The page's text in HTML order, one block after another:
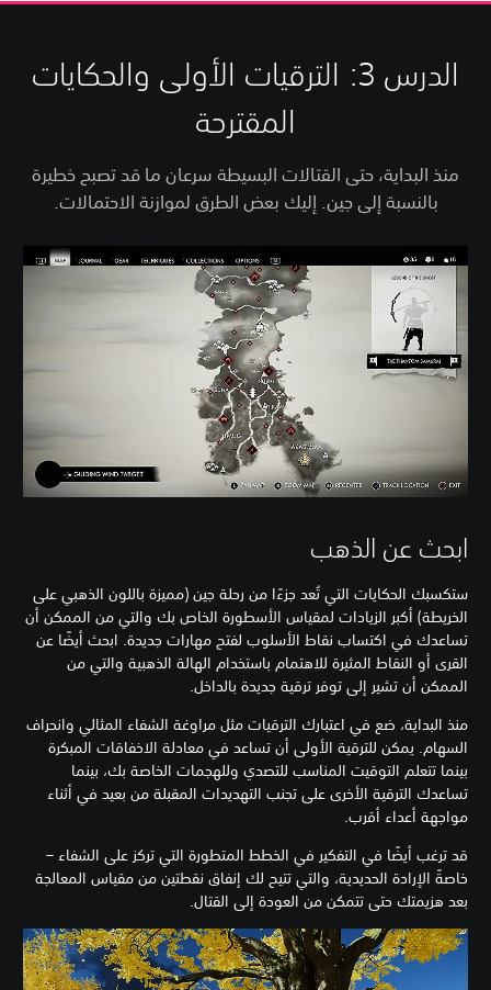
الدرس 3: الترقيات الأولى والحكايات
المقترحة
منذ البداية، حتى القتالات البسيطة سرعان ما قد تصبح خطيرة
بالنسبة إلى جين. إليك بعض الطرق لموازنة الاحتمالات.
ابحث عن الذهب
ستكسبك الحكايات التي تُعد جزءًا من رحلة جين (مميزة باللون الذهبي على
الخريطة) أكبر الزيادات لمقياس الأسطورة الخاص بك والتي من الممكن أن
تساعدك في اكتساب نقاط الأسلوب لفتح مهارات جديدة. ابحث أيضًا عن
القرى أو النقاط المثيرة للاهتمام باستخدام الهالة الذهبية والتي من
الممكن أن تشير إلى توفر ترقية جديدة بالداخل.
منذ البداية، ضع في اعتبارك الترقيات مثل مراوغة الشفاء المثالي وانحراف
السهام. يمكن للترقية الأولى أن تساعد في معادلة الاخفاقات المبكرة
بينما تتعلم التوقيت المناسب للتصدي وللهجمات الخاصة بك، بينما
تساعدك الترقية الأخرى على تجنب التهديدات المقبلة من بعيد في أثناء
مواجهة أعداء أقرب.
قد ترغب أيضًا في التفكير في الخطط المتطورة التي تركز على الشفاء –
خاصةً الإرادة الحديدية، والتي تتيح لك إنفاق نقطتين من مقياس المعالجة
بعد هزيمتك حتى تتمكن من العودة إلى القتال.